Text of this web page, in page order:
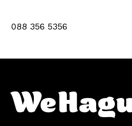
088 356 5356